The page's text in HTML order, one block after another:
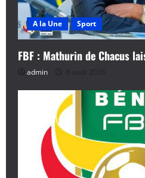
A la Une Sport
FBF : Mathurin de Chacus
admin 6 août 2026